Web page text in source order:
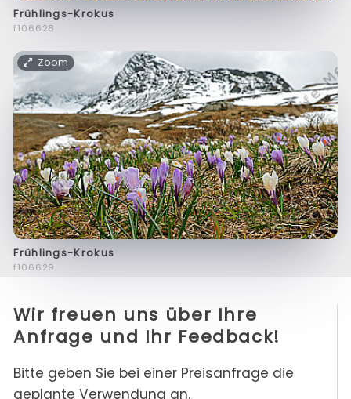
Frühlings-Krokus
f106628
Zoom
Frühlings-Krokus
f106629
Wir freuen uns über Ihre
Anfrage und Ihr Feedback!
Bitte geben Sie bei einer Preisanfrage die
geplante Verwendung an.